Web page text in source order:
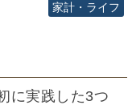
家計・ライフ
に実践した3つ